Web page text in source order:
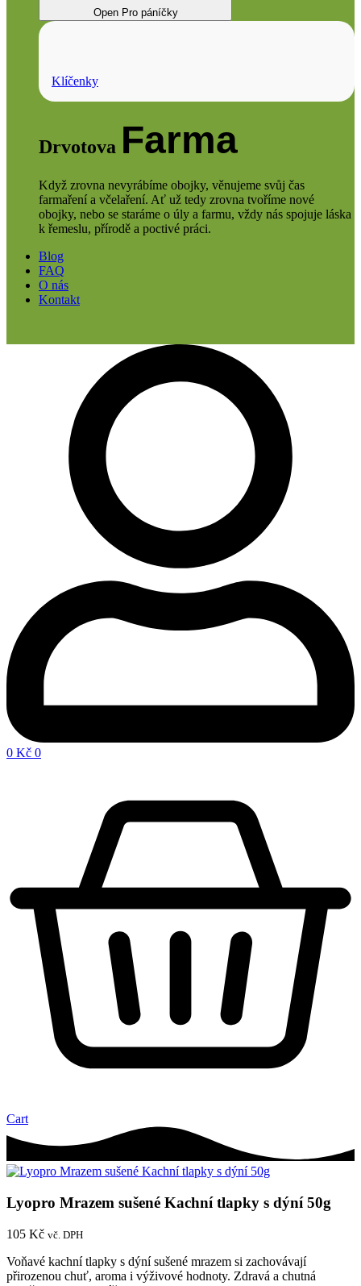
Open Pro páníčky
Klíčenky
Drvotova Farma
Když zrovna nevyrábíme obojky, věnujeme svůj čas
farmaření a včelaření. Ať už tedy zrovna tvoříme nové
obojky, nebo se staráme o úly a farmu, vždy nás spojuje láska
k řemeslu, přírodě a poctivé práci.
Blog
FAQ
O nás
Kontakt
0 Kč 0
Cart
Lyopro Mrazem sušené Kachní tlapky s dýní 50g
105 Kč vč. DPH
Voňavé kachní tlapky s dýní sušené mrazem si zachovávají
přirozenou chuť, aroma i výživové hodnoty. Zdravá a chutná